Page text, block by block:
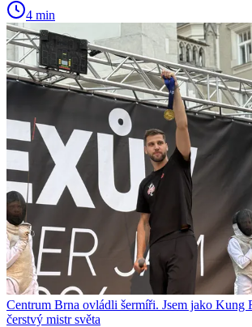
4 min
Centrum Brna ovládli šermíři. Jsem jako Kung
čerstvý mistr světa